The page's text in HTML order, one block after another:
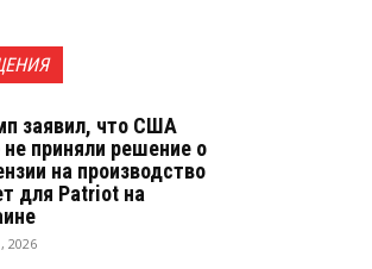
заявил, что США
приняли решение о
на производство
для Patriot на
2026